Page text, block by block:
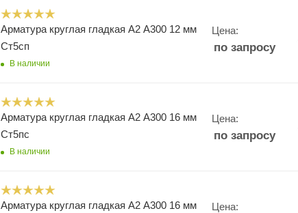
Арматура круглая гладкая А2 А300 12 мм
Ст5сп
В наличии
Цена:
по запросу
Арматура круглая гладкая А2 А300 16 мм
Ст5пс
В наличии
Цена:
по запросу
Арматура круглая гладкая А2 А300 16 мм
Цена: